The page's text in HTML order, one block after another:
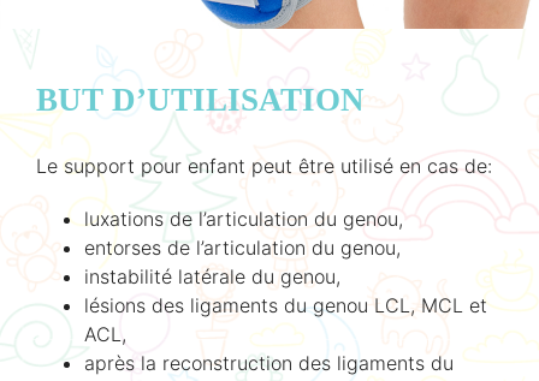
BUT D’UTILISATION
Le support pour enfant peut être utilisé en cas de:
luxations de l’articulation du genou,
entorses de l’articulation du genou,
instabilité latérale du genou,
lésions des ligaments du genou LCL, MCL et
ACL,
après la reconstruction des ligaments du